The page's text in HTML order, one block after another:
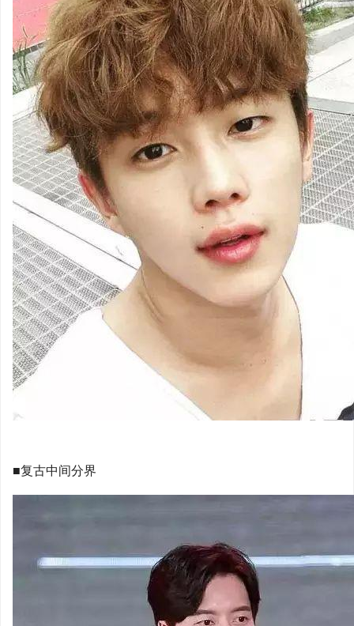
■复古中间分界